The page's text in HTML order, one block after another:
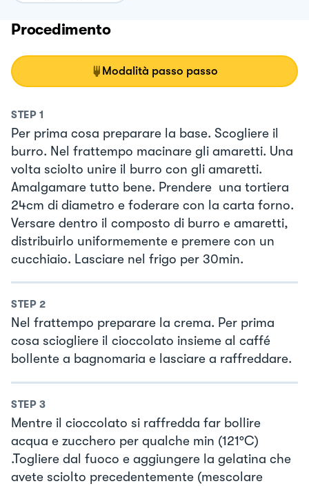
Procedimento
Modalità passo passo
STEP 1
Per prima cosa preparare la base. Scogliere il
burro. Nel frattempo macinare gli amaretti. Una
volta sciolto unire il burro con gli amaretti.
Amalgamare tutto bene. Prendere una tortiera
24cm di diametro e foderare con la carta forno.
Versare dentro il composto di burro e amaretti,
distribuirlo uniformemente e premere con un
cucchiaio. Lasciare nel frigo per 30min.
STEP 2
Nel frattempo preparare la crema. Per prima
cosa sciogliere il cioccolato insieme al caffé
bollente a bagnomaria e lasciare a raffreddare.
STEP 3
Mentre il cioccolato si raffredda far bollire
acqua e zucchero per qualche min (121°C)
.Togliere dal fuoco e aggiungere la gelatina che
avete sciolto precedentemente (mescolare